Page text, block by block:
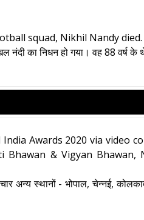
squad, Nikhil Nandy died.
नंदी का निधन हो गया। वह 88 वर्ष के
Awards 2020 via video
Bhawan & Vigyan
अन्य स्थानों - भोपाल, चेन्नई,